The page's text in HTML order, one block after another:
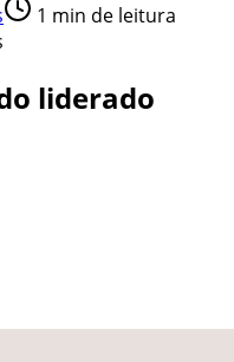
1 min de leitura
liderado